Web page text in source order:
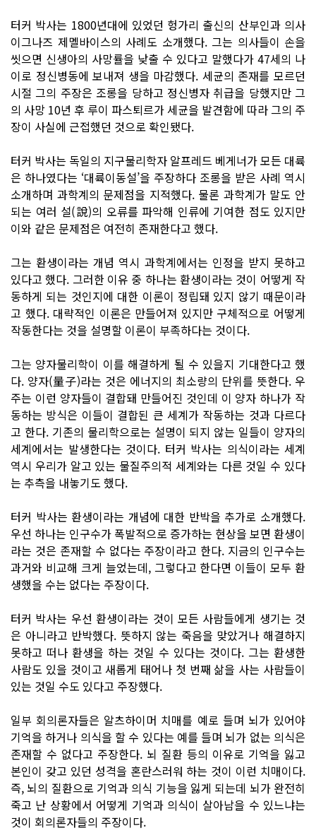
터커 박사는 1800년대에 있었던 헝가리 출신의 산부인과 의사
이그나즈 제멜바이스의 사례도 소개했다. 그는 의사들이 손을
씻으면 신생아의 사망률을 낮출 수 있다고 말했다가 47세의 나
이로 정신병동에 보내져 생을 마감했다. 세균의 존재를 모르던
시절 그의 주장은 조롱을 당하고 정신병자 취급을 당했지만 그
의 사망 10년 후 루이 파스퇴르가 세균을 발견함에 따라 그의 주
장이 사실에 근접했던 것으로 확인됐다.
터커 박사는 독일의 지구물리학자 알프레드 베게너가 모든 대륙
은 하나였다는 ‘대륙이동설’을 주장하다 조롱을 받은 사례 역시
소개하며 과학계의 문제점을 지적했다. 물론 과학계가 말도 안
되는 여러 설(說)의 오류를 파악해 인류에 기여한 점도 있지만
이와 같은 문제점은 여전히 존재한다고 했다.
그는 환생이라는 개념 역시 과학계에서는 인정을 받지 못하고
있다고 했다. 그러한 이유 중 하나는 환생이라는 것이 어떻게 작
동하게 되는 것인지에 대한 이론이 정립돼 있지 않기 때문이라
고 했다. 대략적인 이론은 만들어져 있지만 구체적으로 어떻게
작동한다는 것을 설명할 이론이 부족하다는 것이다.
그는 양자물리학이 이를 해결하게 될 수 있을지 기대한다고 했
다. 양자(量子)라는 것은 에너지의 최소량의 단위를 뜻한다. 우
주는 이런 양자들이 결합돼 만들어진 것인데 이 양자 하나가 작
동하는 방식은 이들이 결합된 큰 세계가 작동하는 것과 다르다
고 한다. 기존의 물리학으로는 설명이 되지 않는 일들이 양자의
세계에서는 발생한다는 것이다. 터커 박사는 의식이라는 세계
역시 우리가 알고 있는 물질주의적 세계와는 다른 것일 수 있다
는 추측을 내놓기도 했다.
터커 박사는 환생이라는 개념에 대한 반박을 추가로 소개했다.
우선 하나는 인구수가 폭발적으로 증가하는 현상을 보면 환생이
라는 것은 존재할 수 없다는 주장이라고 한다. 지금의 인구수는
과거와 비교해 크게 늘었는데, 그렇다고 한다면 이들이 모두 환
생했을 수는 없다는 주장이다.
터커 박사는 우선 환생이라는 것이 모든 사람들에게 생기는 것
은 아니라고 반박했다. 뜻하지 않는 죽음을 맞았거나 해결하지
못하고 떠나 환생을 하는 것일 수 있다는 것이다. 그는 환생한
사람도 있을 것이고 새롭게 태어나 첫 번째 삶을 사는 사람들이
있는 것일 수도 있다고 주장했다.
일부 회의론자들은 알츠하이머 치매를 예로 들며 뇌가 있어야
기억을 하거나 의식을 할 수 있다는 예를 들며 뇌가 없는 의식은
존재할 수 없다고 주장한다. 뇌 질환 등의 이유로 기억을 잃고
본인이 갖고 있던 성격을 혼란스러워 하는 것이 이런 치매이다.
즉, 뇌의 질환으로 기억과 의식 기능을 잃게 되는데 뇌가 완전히
죽고 난 상황에서 어떻게 기억과 의식이 살아남을 수 있느냐는
것이 회의론자들의 주장이다.